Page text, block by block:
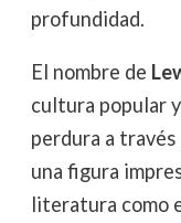
profundidad.
El nombre de
cultura popular
perdura a
una figura
literatura como